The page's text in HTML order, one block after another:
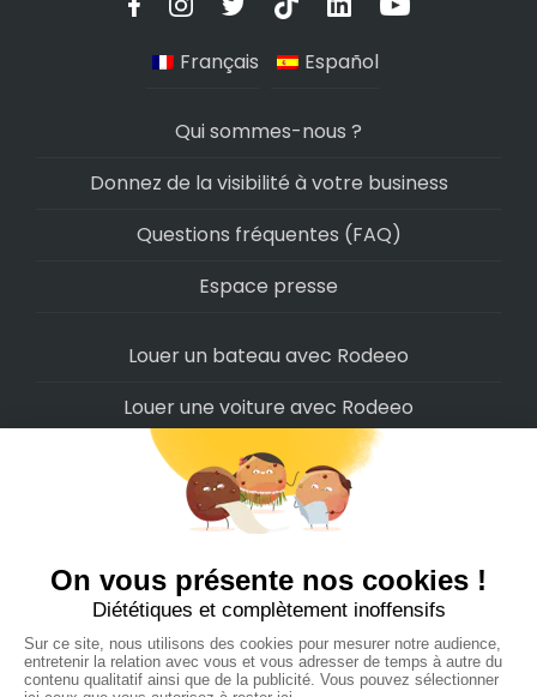
Français Español
Qui sommes-nous ?
Donnez de la visibilité à votre business
Questions fréquentes (FAQ)
Espace presse
Louer un bateau avec Rodeeo
Louer une voiture avec Rodeeo
Louer une moto avec Rodeeo
Louer un scooter avec Rodeeo
Louer un vélo avec Rodeeo
Louer un Camping-Car avec Rodeeo